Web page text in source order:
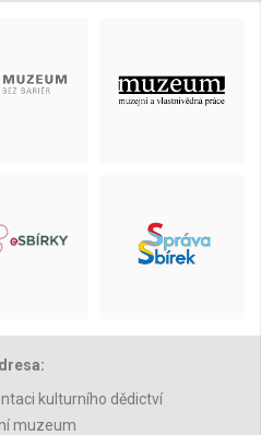
kulturního dědictví
muzeum